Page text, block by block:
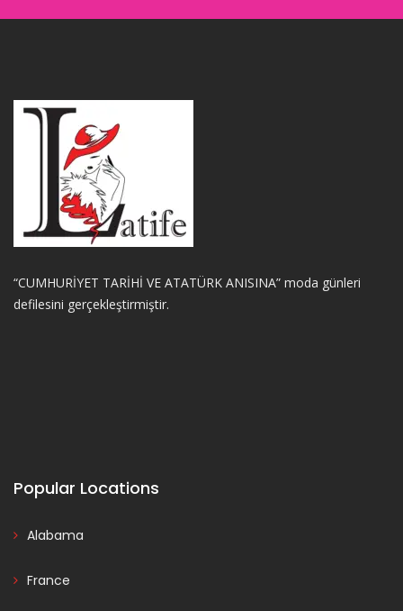
“CUMHURİYET TARİHİ VE ATATÜRK ANISINA” moda günleri
defilesini gerçekleştirmiştir.
Popular Locations
Alabama
France